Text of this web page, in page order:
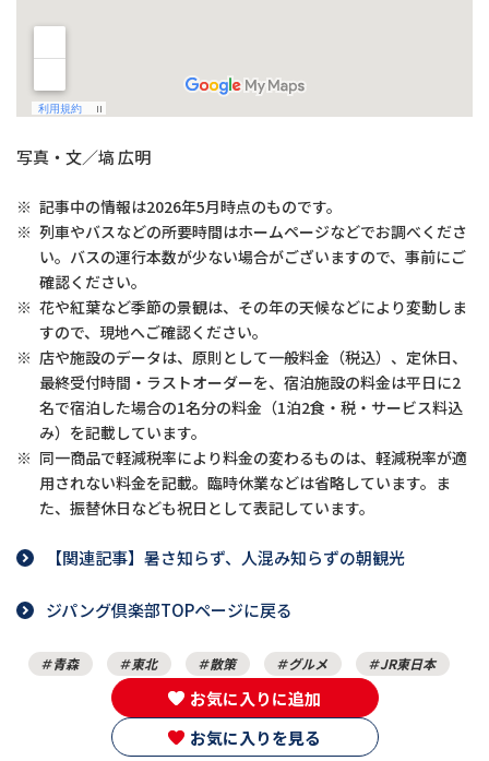
写真・文／塙 広明
※ 記事中の情報は2026年5月時点のものです。
※ 列車やバスなどの所要時間はホームページなどでお調べくださ
い。バスの運行本数が少ない場合がございますので、事前にご
確認ください。
※ 花や紅葉など季節の景観は、その年の天候などにより変動しま
すので、現地へご確認ください。
※ 店や施設のデータは、原則として一般料金（税込）、定休日、
最終受付時間・ラストオーダーを、宿泊施設の料金は平日に2
名で宿泊した場合の1名分の料金（1泊2食・税・サービス料込
み）を記載しています。
※ 同一商品で軽減税率により料金の変わるものは、軽減税率が適
用されない料金を記載。臨時休業などは省略しています。ま
た、振替休日なども祝日として表記しています。
【関連記事】暑さ知らず、人混み知らずの朝観光
ジパング倶楽部TOPページに戻る
青森 東北 散策 グルメ JR東日本
お気に入りに追加
お気に入りを見る